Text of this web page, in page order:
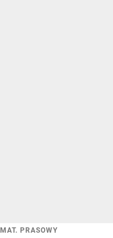
MAT. PRASOWY